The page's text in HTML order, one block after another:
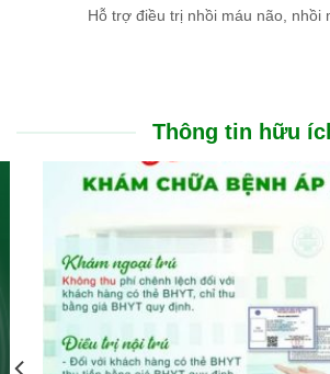
Hỗ trợ điều trị nhồi máu não, nhồi
Thông tin hữu